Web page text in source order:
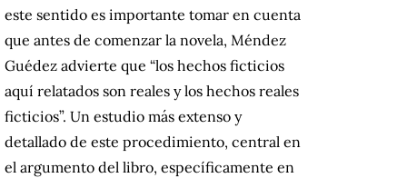
este sentido es importante tomar en cuenta
que antes de comenzar la novela, Méndez
Guédez advierte que “los hechos ficticios
aquí relatados son reales y los hechos reales
ficticios”. Un estudio más extenso y
detallado de este procedimiento, central en
el argumento del libro, específicamente en